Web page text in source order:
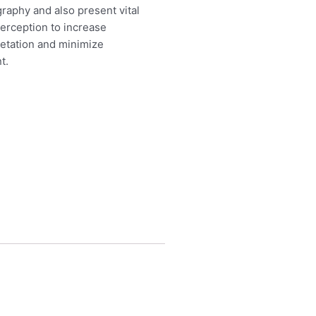
and also present vital
to increase
and minimize